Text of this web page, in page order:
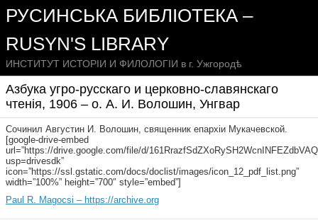
РУСИНСЬКА БИБЛІОТЕКА –
RUSYN'S LIBRARY
ИНСТИТУТ ИСТОРІИ И ФИЛОЛОГІИ в г. Ужгородѣ
Азбука угро-русскаго и церковно-славянскаго
чтенія, 1906 – о. А. И. Волошин, Унгвар
Сочинил Августин И. Волошин, священник епархіи Мукачевской.
[google-drive-embed
url=”https://drive.google.com/file/d/
usp=drivesdk”
icon=”https://ssl.gstatic.com/docs/doclist/images/icon_12_pdf_list.png”
width=”100%” height=”700″ style=”embed”]
Paul R. Magocsi – https://archive.org